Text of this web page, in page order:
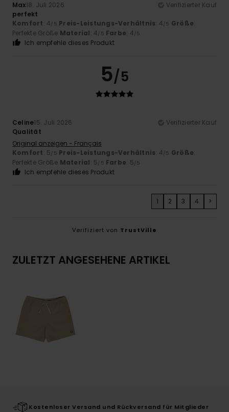
Max18. Juli 2026
Verifizierter Kauf
perfekt
Komfort: 4/5 Preis-Leistungs-Verhältnis: 4/5 Größe:
Perfekte Größe Material: 4/5 Farbe: 4/5
Ich empfehle dieses Produkt
5/5
Celine15. Juli 2026
Verifizierter Kauf
Qualität
Original anzeigen - Français
Komfort: 5/5 Preis-Leistungs-Verhältnis: 4/5 Größe:
Perfekte Größe Material: 5/5 Farbe: 5/5
Ich empfehle dieses Produkt
1 2 3 4 >
Verifiziert von TrustVille
ZULETZT ANGESEHENE ARTIKEL
Kostenloser Versand und Rückversand für Mitglieder